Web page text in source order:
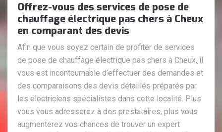
Offrez-vous des services de pose de
chauffage électrique pas chers à Cheux
en comparant des devis
Afin que vous soyez certain de profiter de services
de pose de chauffage électrique pas chers à Cheux, il
vous est incontournable d’effectuer des demandes et
des comparaisons des devis détaillés préparés par
les électriciens spécialistes dans cette localité. Plus
vous vous adresserez à des prestataires, plus vous
augmenterez vos chances de trouver un expert